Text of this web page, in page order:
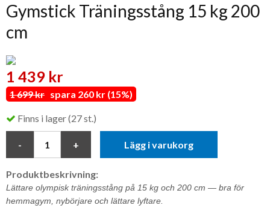
Gymstick Träningsstång 15 kg 200
cm
1 439 kr
1 699 kr spara 260 kr (15%)
Finns i lager (27 st.)
Lägg i varukorg
Produktbeskrivning:
Lättare olympisk träningsstång på 15 kg och 200 cm — bra för
hemmagym, nybörjare och lättare lyftare.